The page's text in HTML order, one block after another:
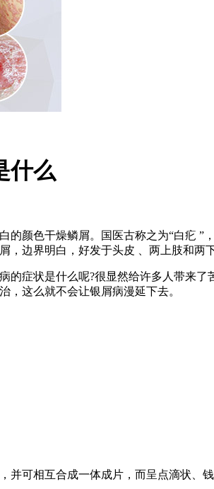
什么
颜色干燥鳞屑。国医古称之为“白疕 ”
边界明白，好发于头皮 、两上肢和两
症状是什么呢?很显然给许多人带来
，这么就不会让银屑病漫延下去。
可相互合成一体成片，而呈点滴状、